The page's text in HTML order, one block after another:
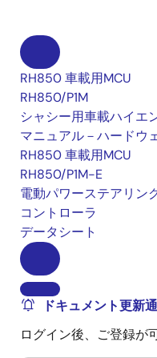
RH850 車載用MCU
RH850/P1M
シャシー用車載ハイエ
マニュアル－ハードウ
RH850 車載用MCU
RH850/P1M-E
電動パワーステアリン
コントローラ
データシート
ドキュメント更新
ログイン後、ご登録が